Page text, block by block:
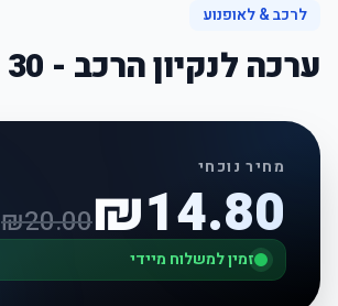
לרכב & לאופנוע
ערכה לנקיון הרכב - 30 מ"ל
מחיר נוכחי
₪14.80
₪20.00
זמין למשלוח מיידי